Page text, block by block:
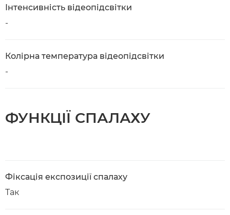
Інтенсивність відеопідсвітки
-
Колірна температура відеопідсвітки
-
ФУНКЦІЇ СПАЛАХУ
Фіксація експозиції спалаху
Так